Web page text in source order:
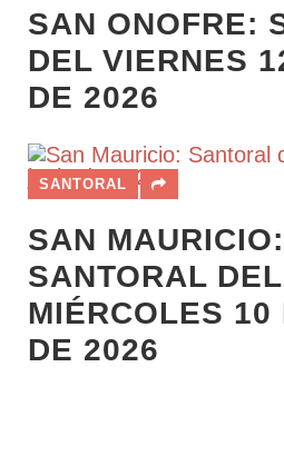
SAN ONOFRE:
DEL VIERNES
DE 2026
SANTORAL
SAN MAURICIO:
SANTORAL DEL
MIÉRCOLES 10
DE 2026